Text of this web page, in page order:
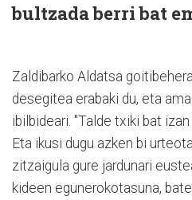
bultzada berri bat
Zaldibarko Aldatsa
desegitea erabaki du, eta
ibilbideari. "Talde txiki bat
Eta ikusi dugu azken bi
zitzaigula gure jardunari
kideen egunerokotasuna,